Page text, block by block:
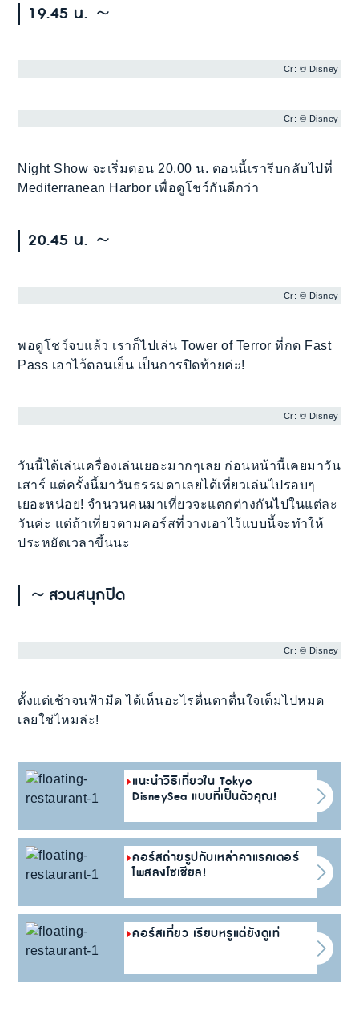
19.45 น. ～
Cr: © Disney
Cr: © Disney
Night Show จะเริ่มตอน 20.00 น. ตอนนี้เรารีบกลับไปที่
Mediterranean Harbor เพื่อดูโชว์กันดีกว่า
20.45 น. ～
Cr: © Disney
พอดูโชว์จบแล้ว เราก็ไปเล่น Tower of Terror ที่กด Fast
Pass เอาไว้ตอนเย็น เป็นการปิดท้ายค่ะ!
Cr: © Disney
วันนี้ได้เล่นเครื่องเล่นเยอะมากๆเลย ก่อนหน้านี้เคยมาวัน
เสาร์ แต่ครั้งนี้มาวันธรรมดาเลยได้เที่ยวเล่นไปรอบๆ
เยอะหน่อย! จำนวนคนมาเที่ยวจะแตกต่างกันไปในแต่ละ
วันค่ะ แต่ถ้าเที่ยวตามคอร์สที่วางเอาไว้แบบนี้จะทำให้
ประหยัดเวลาขึ้นนะ
～สวนสนุกปิด
Cr: © Disney
ตั้งแต่เช้าจนฟ้ามืด ได้เห็นอะไรตื่นตาตื่นใจเต็มไปหมด
เลยใช่ไหมล่ะ!
แนะนำวิธีเที่ยวใน Tokyo
DisneySea แบบที่เป็นตัวคุณ!
คอร์สถ่ายรูปกับเหล่าคาแรคเตอร์
โพสลงโซเชียล!
คอร์สเที่ยว เรียบหรูแต่ยังดูเท่